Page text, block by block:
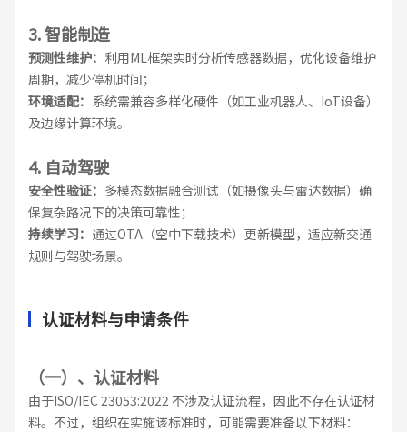
3. 智能制造
预测性维护： 利用ML框架实时分析传感器数据，优化设备维护
周期，减少停机时间；
环境适配： 系统需兼容多样化硬件（如工业机器人、IoT设备）
及边缘计算环境。
4. 自动驾驶
安全性验证： 多模态数据融合测试（如摄像头与雷达数据）确
保复杂路况下的决策可靠性；
持续学习： 通过OTA（空中下载技术）更新模型，适应新交通
规则与驾驶场景。
认证材料与申请条件
（一）、认证材料
由于ISO/IEC 23053:2022 不涉及认证流程，因此不存在认证材
料。不过，组织在实施该标准时，可能需要准备以下材料：